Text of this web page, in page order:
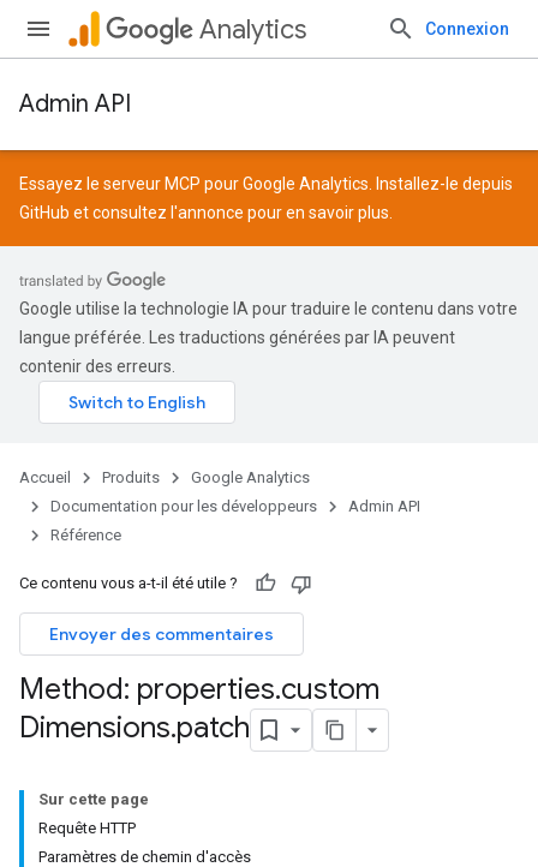
Analytics Connexion
Admin API
Essayez le serveur MCP pour Google Analytics. Installez-le depuis
GitHub et consultez l'annonce pour en savoir plus.
Google utilise la technologie IA pour traduire le contenu dans votre
langue préférée. Les traductions générées par IA peuvent
contenir des erreurs.
Accueil Produits
Google Analytics
Documentation pour les développeurs
Admin API
Référence
Ce contenu vous a-t-il été utile ?
Envoyer des commentaires
Method: properties.custom
Dimensions.patch
Sur cette page
Requête HTTP
Paramètres de chemin d'accès